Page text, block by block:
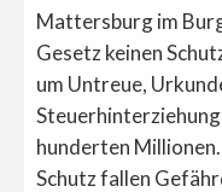
Mattersburg im
Gesetz keinen
um Untreue,
Steuerhinterziehung
hunderten
Schutz fallen